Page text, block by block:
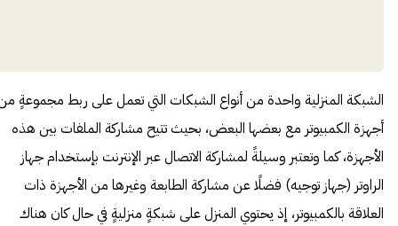
الشبكة المنزلية واحدة من أنواع الشبكات التي تعمل على ربط مجموعةٍ
أجهزة الكمبيوتر مع بعضها البعض، بحيث تتيح مشاركة الملفات بين هذه
الأجهزة، كما وتعتبر وسيلةً لمشاركة الاتصال عبر الإنترنت بإستخدام جهاز
الراوتر (جهاز توجيه) فضلًا عن مشاركة الطابعة وغيرها من الأجهزة ذات
العلاقة بالكمبيوتر، إذ يحتوي المنزل على شبكةٍ منزليةٍ في حال كان هناك